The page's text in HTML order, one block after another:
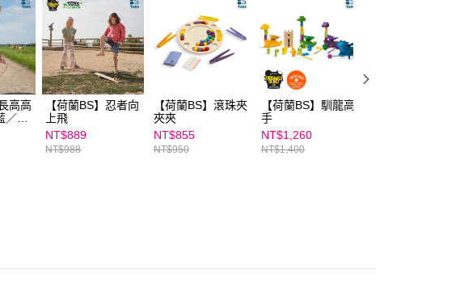
求債權轉讓予恩沛科技股份有限公司。
２．關於個人資料處理事宜，請瀏覽以下網址：
https://aftee.tw/terms/#terms3
３．未成年的使用者請事先徵得法定代理人或監護人之同意方可使用
「AFTEE先享後付」，若未經同意申辦者引起之損失，本公司不負相關責
任。
４．使用「AFTEE先享後付」時，將依據個別帳號之用戶狀況，依本公司
即時審查核予不同之上限額度；若仍有額度不足之情形，本公司將視審查
結果請求用戶進行身份認證。
５．嚴禁一人註冊多個帳號或使用他人資訊註冊。若發現惡意使用之情
形，恩沛科技股份有限公司將有權停止該用戶之使用額度並採取法律行
高高
／活
【荷蘭BS】忍者向
上飛
NT$889
NT$988
【荷蘭BS】滾珠夾
夾夾
NT$855
NT$950
【荷蘭BS】馴龍高
手
NT$1,260
NT$1,400